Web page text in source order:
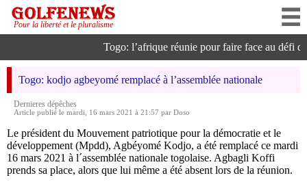
Pour la liberté et le pluralisme
Togo: l’afrique réunie pour faire face au défi
Togo: kodjo agbeyomé remplacé à l’assemblée nationale
Dernieres dépêches
Article publié le mardi, 16 mars 2021 à 21:57 par Doso
Le président du Mouvement patriotique pour la démocratie et le
développement (Mpdd), Agbéyomé Kodjo, a été remplacé ce mardi
16 mars 2021 à l´assemblée nationale togolaise. Agbagli Koffi
prends sa place, alors que lui même a été absent lors de la réunion.